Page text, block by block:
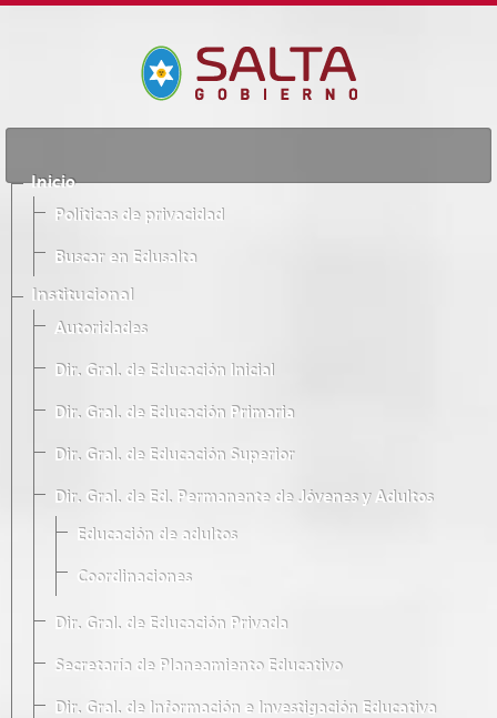
Inicio
Políticas de privacidad
Buscar en Edusalta
Institucional
Autoridades
Dir. Gral. de Educación Inicial
Dir. Gral. de Educación Primaria
Dir. Gral. de Educación Superior
Dir. Gral. de Ed. Permanente de Jóvenes y Adultos
Educación de adultos
Coordinaciones
Dir. Gral. de Educación Privada
Secretaría de Planeamiento Educativo
Dir. Gral. de Información e Investigación Educativa